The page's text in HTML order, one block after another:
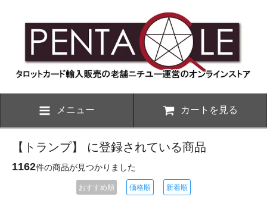
メニュー カートを見る
【トランプ】 に登録されている商品
1162件の商品が見つかりました
おすすめ順 価格順 新着順